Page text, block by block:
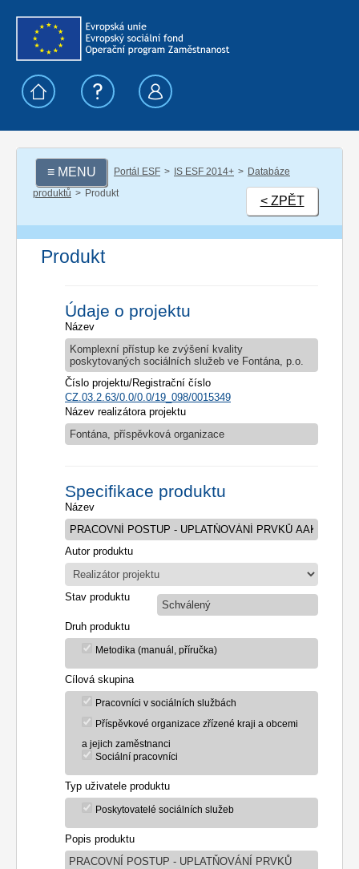
≡ MENU Portál ESF IS ESF 2014+
Databáze
produktů
Produkt
< ZPĚT
Produkt
Údaje o projektu
Název
Komplexní přístup ke zvýšení kvality
poskytovaných sociálních služeb ve Fontána, p.o.
Číslo projektu/Registrační číslo
CZ.03.2.63/0.0/0.0/19_098/0015349
Název realizátora projektu
Fontána, příspěvková organizace
Specifikace produktu
Název
Autor produktu
Stav produktu
Schválený
Druh produktu
Metodika (manuál, příručka)
Cílová skupina
Pracovníci v sociálních službách
Příspěvkové organizace zřízené kraji a obcemi
a jejich zaměstnanci
Sociální pracovníci
Typ uživatele produktu
Poskytovatelé sociálních služeb
Popis produktu
PRACOVNÍ POSTUP - UPLATŇOVÁNÍ PRVKŮ